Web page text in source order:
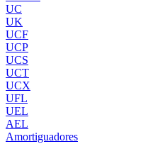
UC
UK
UCF
UCP
UCS
UCT
UCX
UFL
UEL
AEL
Amortiguadores